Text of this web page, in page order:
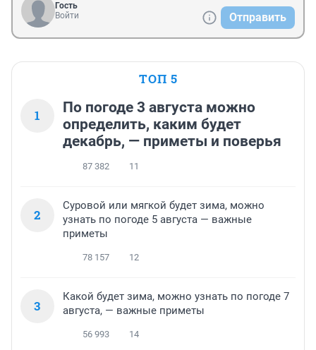
Гость
Войти
Отправить
ТОП 5
1
По погоде 3 августа можно
определить, каким будет
декабрь, — приметы и поверья
87 382 11
2
Суровой или мягкой будет зима, можно
узнать по погоде 5 августа — важные
приметы
78 157 12
3
Какой будет зима, можно узнать по погоде 7
августа, — важные приметы
56 993 14